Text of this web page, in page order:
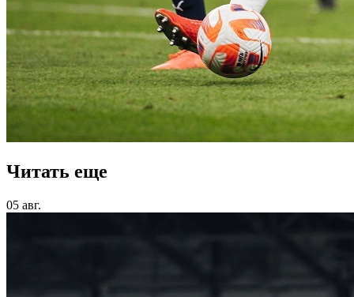
Читать еще
05 авг.